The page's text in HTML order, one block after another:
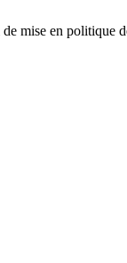
mise en politique